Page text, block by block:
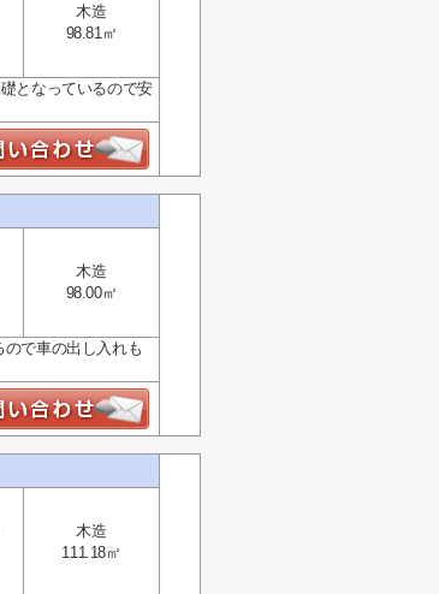
木造
98.81㎡
となっているので安
木造
98.00㎡
で車の出し入れも
木造
111.18㎡